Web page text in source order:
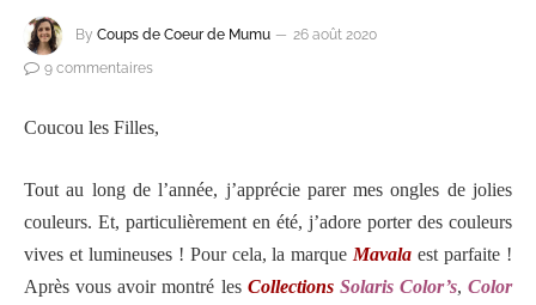
By Coups de Coeur de Mumu
26 août 2020
9 commentaires
Coucou les Filles,
Tout au long de l’année, j’apprécie parer mes ongles de jolies
couleurs. Et, particulièrement en été, j’adore porter des couleurs
vives et lumineuses ! Pour cela, la marque Mavala est parfaite !
Après vous avoir montré les Collections Solaris Color’s, Color